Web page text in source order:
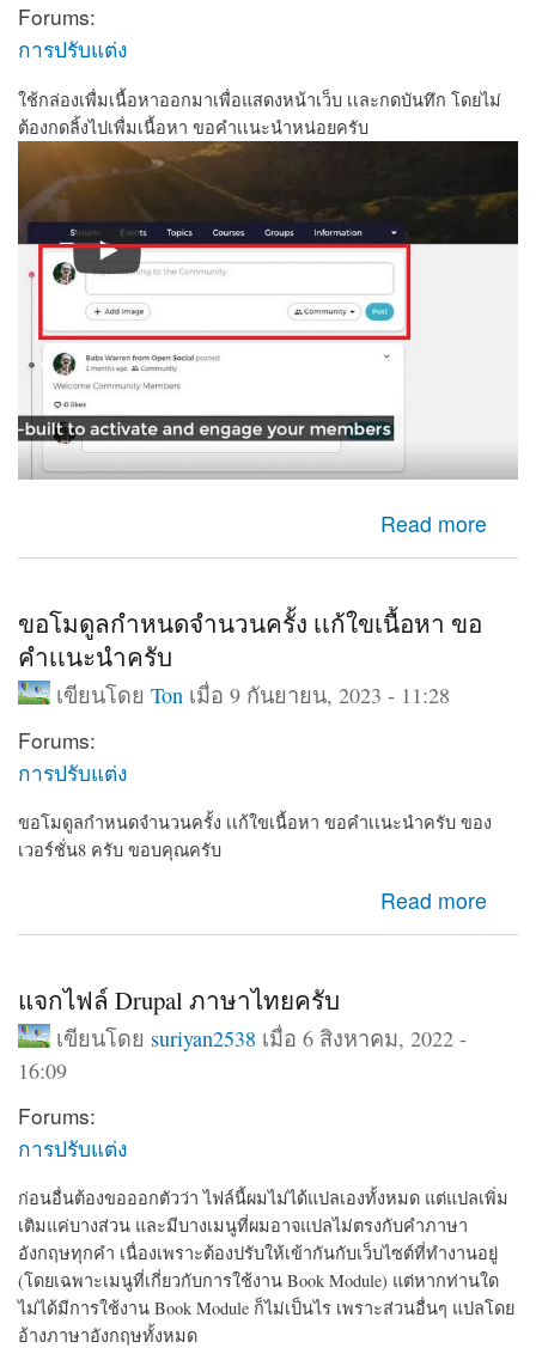
Forums:
การปรับแต่ง
ใช้กล่องเพื่มเนื้อหาออกมาเพื่อแสดงหน้าเว็บ เเละกดบันทึก โดยไม่
ต้องกดลิ้งไปเพื่มเนื้อหา ขอคำเเนะนำหน่อยครับ
Read more
about ใช้กล่องเพื่มเนื้อหาออกมาแสดงหน้าเว็บ
ขอโมดูลกำหนดจำนวนครั้ง เเก้ใขเนื้อหา ขอ
คำเเนะนำครับ
เขียนโดย Tonเมื่อ 9 กันยายน, 2023 - 11:28
Forums:
การปรับแต่ง
ขอโมดูลกำหนดจำนวนครั้ง เเก้ใขเนื้อหา ขอคำเเนะนำครับ ของ
เวอร์ชั่น8 ครับ ขอบคุณครับ
Read more
about ขอโมดูลกำหนดจำนวนครั้ง เเก้ใขเนื้อหา ขอคำเเนะ
นำครับ
แจกไฟล์ Drupal ภาษาไทยครับ
เขียนโดย suriyan2538 เมื่อ 6 สิงหาคม, 2022 -
16:09
Forums:
การปรับแต่ง
ก่อนอื่นต้องขอออกตัวว่า ไฟล์นี้ผมไม่ได้แปลเองทั้งหมด แต่แปลเพิ่ม
เติมแค่บางส่วน และมีบางเมนูที่ผมอาจแปลไม่ตรงกับคำภาษา
อังกฤษทุกคำ เนื่องเพราะต้องปรับให้เข้ากันกับเว็บไซต์ที่ทำงานอยู่
(โดยเฉพาะเมนูที่เกี่ยวกับการใช้งาน Book Module) แต่หากท่านใด
ไม่ได้มีการใช้งาน Book Module ก็ไม่เป็นไร เพราะส่วนอื่นๆ แปลโดย
อ้างภาษาอังกฤษทั้งหมด